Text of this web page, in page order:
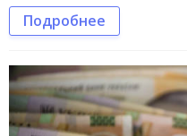
Подробнее